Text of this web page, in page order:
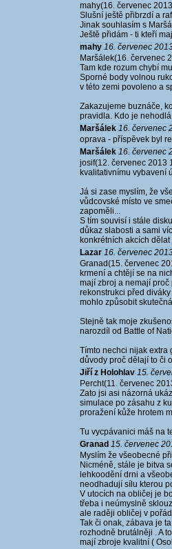
mahy(16. červenec
Slušní ještě přibrzdí a
Jinak souhlasím s
Ještě přidám - ti kteří
mahy 16. červenec
Maršálek(16. červenec
Tam kde rozum chybí
Sporné body volnou
v této zemi povoleno a
Zakazujeme buznáče,
pravidla. Kdo je
Maršálek 16. červenec
oprava - příspěvek byl
Maršálek 16. červenec
josif(12. červenec 2013
kvalitativnímu vybavení
Já si zase myslím, že
vůdcovské místo ve
zapoměli...
S tím souvisí i stále
důkaz slabosti a sami
konkrétních akcích
Lazar 16. červenec
Granad(15. červenec
krmení a chtějí se na
mají zbroj a nemají proč
rekonstrukci před
mohlo způsobit
Stejně tak moje
narozdíl od Battle of
Tímto nechci nijak extra
důvody proč dělají to či
Jiří z Holohlav 15.
Percht(11. červenec
Zato jsi asi názorná
simulace po zásahu z
proražení kůže hrotem
Tu vycpávanici máš na
Granad 15. červenec
Myslím že všeobecné
Nicméně, stále je bitva
lehkoodění drni a
neodhadují sílu kterou
V utocích na obličej je
třeba i neúmyslně
ale raději obličej v
Tak či onak, zábava je
rozhodně brutálněji . A
mají zbroje kvalitní (